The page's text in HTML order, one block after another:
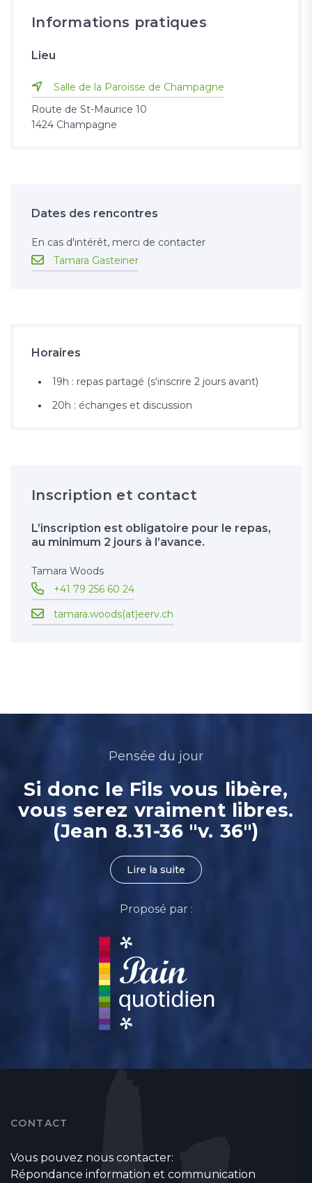
Informations pratiques
Lieu
Salle de la Paroisse de Champagne
Route de St-Maurice 10
1424 Champagne
Dates des rencontres
En cas d'intérêt, merci de contacter
Tamara Gasteiner
Horaires
19h : repas partagé (s'inscrire 2 jours avant)
20h : échanges et discussion
Inscription et contact
L’inscription est obligatoire pour le repas,
au minimum 2 jours à l’avance.
Tamara Woods
+41 79 256 60 24
tamara.woods(at)eerv.ch
Pensée du jour
Si donc le Fils vous libère,
vous serez vraiment libres.
(Jean 8.31-36 "v. 36")
Lire la suite
Proposé par :
CONTACT
Vous pouvez nous contacter:
Répondance information et communication